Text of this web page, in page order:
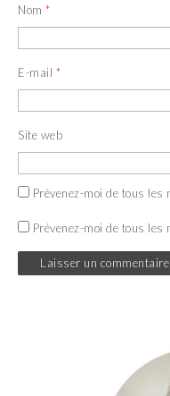
Nom *
E-mail *
Site web
Prévenez-moi de tous
Prévenez-moi de tous